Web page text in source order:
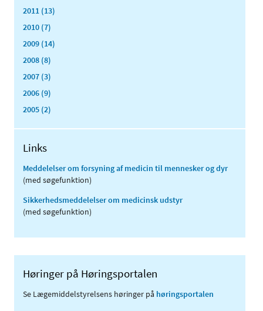
2011 (13)
2010 (7)
2009 (14)
2008 (8)
2007 (3)
2006 (9)
2005 (2)
Links
Meddelelser om forsyning af medicin til mennesker og dyr
(med søgefunktion)
Sikkerhedsmeddelelser om medicinsk udstyr
(med søgefunktion)
Høringer på Høringsportalen
Se Lægemiddelstyrelsens høringer på høringsportalen